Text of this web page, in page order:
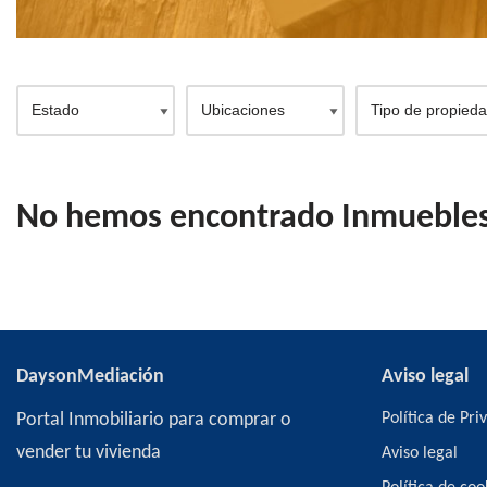
No hemos encontrado
DaysonMediación
Portal Inmobiliario para comprar o
vender tu vivienda
Aviso legal
Política de
Aviso legal